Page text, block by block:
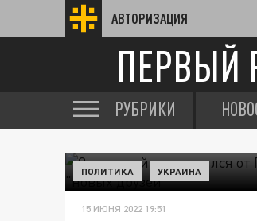
АВТОРИЗАЦИЯ
ПЕРВЫЙ
РУБРИКИ
ПОЛИТИКА УКРАИНА
15 ИЮНЯ 2022 19:51